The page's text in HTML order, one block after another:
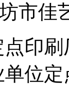
市
印
单位